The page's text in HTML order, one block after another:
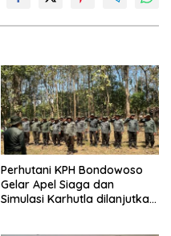
Perhutani KPH Bondowoso
Gelar Apel Siaga dan
Simulasi Karhutla dilanjutkan